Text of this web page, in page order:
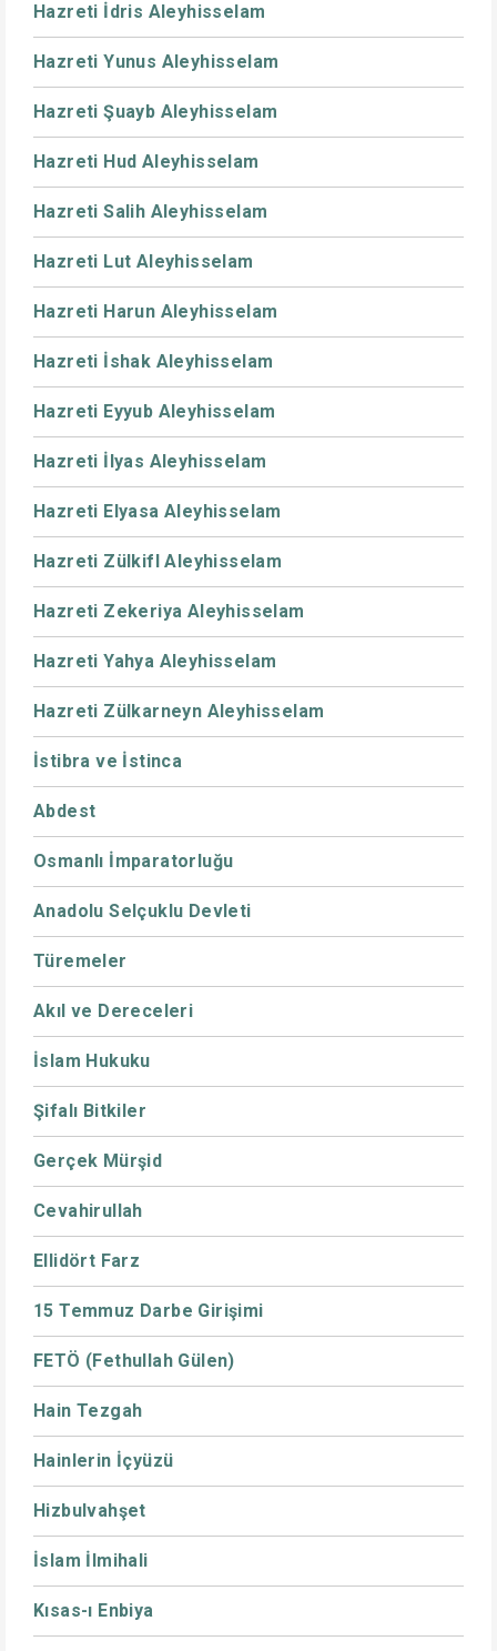
Hazreti İdris Aleyhisselam
Hazreti Yunus Aleyhisselam
Hazreti Şuayb Aleyhisselam
Hazreti Hud Aleyhisselam
Hazreti Salih Aleyhisselam
Hazreti Lut Aleyhisselam
Hazreti Harun Aleyhisselam
Hazreti İshak Aleyhisselam
Hazreti Eyyub Aleyhisselam
Hazreti İlyas Aleyhisselam
Hazreti Elyasa Aleyhisselam
Hazreti Zülkifl Aleyhisselam
Hazreti Zekeriya Aleyhisselam
Hazreti Yahya Aleyhisselam
Hazreti Zülkarneyn Aleyhisselam
İstibra ve İstinca
Abdest
Osmanlı İmparatorluğu
Anadolu Selçuklu Devleti
Türemeler
Akıl ve Dereceleri
İslam Hukuku
Şifalı Bitkiler
Gerçek Mürşid
Cevahirullah
Ellidört Farz
15 Temmuz Darbe Girişimi
FETÖ (Fethullah Gülen)
Hain Tezgah
Hainlerin İçyüzü
Hizbulvahşet
İslam İlmihali
Kısas-ı Enbiya